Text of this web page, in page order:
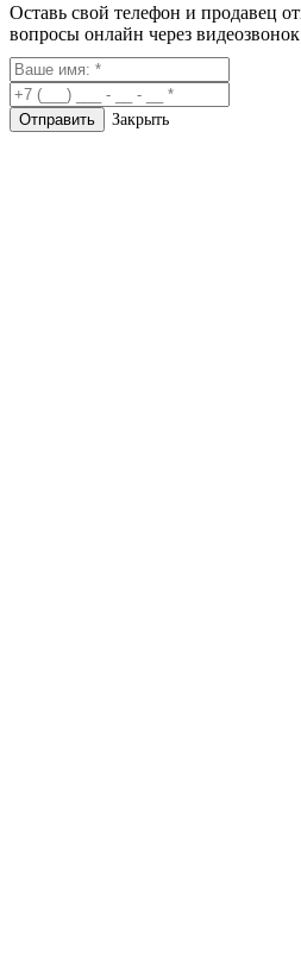
Оставь свой телефон и продавец
вопросы онлайн через
Закрыть